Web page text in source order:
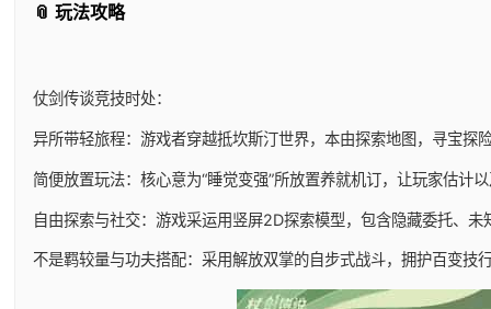
📎 玩法攻略
仗剑传谈竞技时处：
异所带轻旅程：游戏者穿越抵坎斯汀世界，本由探索地图，寻宝探
简便放置玩法：核心意为“睡觉变强”所放置养就机订，让玩家估计
自由探索与社交：游戏采运用竖屏2D探索模型，包含隐藏委托、
不是羁较量与功夫搭配：采用解放双掌的自步式战斗，拥护百变技